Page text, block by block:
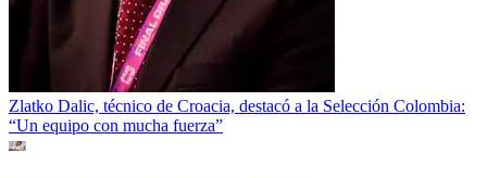
Zlatko Dalic, técnico de Croacia, destacó a la Selección Colombia:
“Un equipo con mucha fuerza”